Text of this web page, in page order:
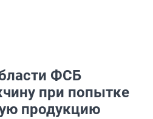
ФСБ
при попытке
продукцию